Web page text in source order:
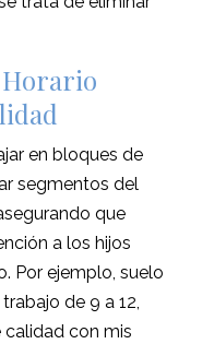
en bloques de
segmentos del
que
a los hijos
Por ejemplo, suelo
de 9 a 12,
con mis